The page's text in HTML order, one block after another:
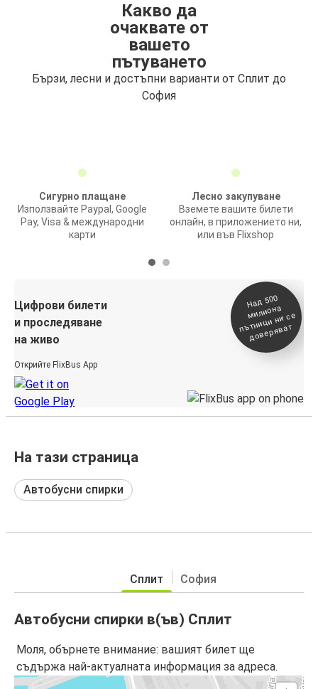
Какво да
очаквате от
вашето
пътуването
Бързи, лесни и достъпни варианти от Сплит до
София
Сигурно плащане
Използвайте Paypal, Google
Pay, Visa & международни
карти
Лесно закупуване
Вземете вашите билети
онлайн, в приложението ни,
или във Flixshop
Цифрови билети
и проследяване
на живо
Открийте FlixBus App
На
д 500
милиона
п
ътници ни се
доверяват
На тази страница
Автобусни спирки
Сплит София
Автобусни спирки в(ъв) Сплит
Моля, обърнете внимание: вашият билет ще
съдържа най-актуалната информация за адреса.